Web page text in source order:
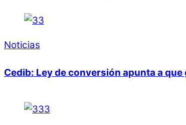
Noticias
Cedib: Ley de conversión apunta a